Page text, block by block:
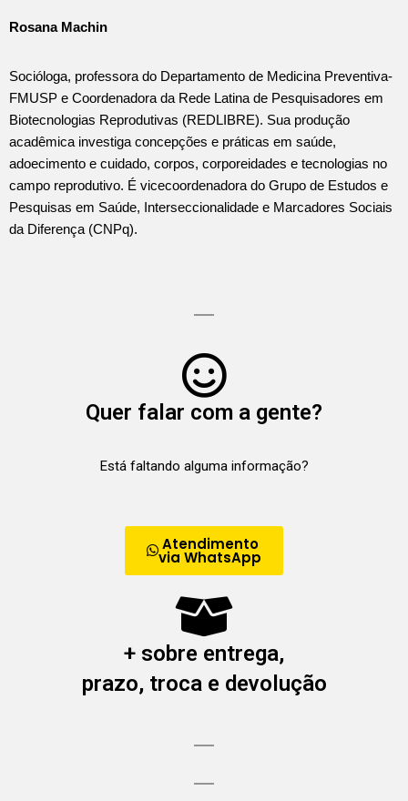
Rosana Machin
Socióloga, professora do Departamento de Medicina Preventiva-
FMUSP e Coordenadora da Rede Latina de Pesquisadores em
Biotecnologias Reprodutivas (REDLIBRE). Sua produção
acadêmica investiga concepções e práticas em saúde,
adoecimento e cuidado, corpos, corporeidades e tecnologias no
campo reprodutivo. É vicecoordenadora do Grupo de Estudos e
Pesquisas em Saúde, Interseccionalidade e Marcadores Sociais
da Diferença (CNPq).
Quer falar com a gente?
Está faltando alguma informação?
Atendimento
via WhatsApp
+ sobre entrega,
prazo, troca e devolução